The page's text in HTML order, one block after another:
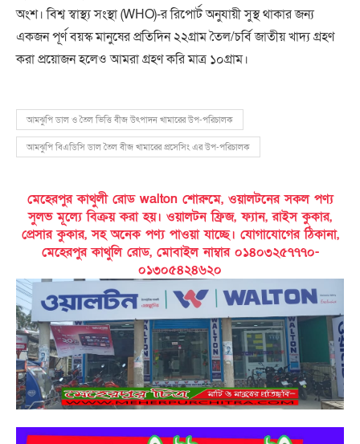
অংশ। বিশ্ব স্বাস্থ্য সংস্থা (WHO)-র রিপোর্ট অনুযায়ী সুস্থ থাকার জন্য
একজন পূর্ণ বয়স্ক মানুষের প্রতিদিন ২২গ্রাম তৈল/চর্বি জাতীয় খাদ্য গ্রহণ
করা প্রয়োজন হলেও আমরা গ্রহণ করি মাত্র ১০গ্রাম।
আমঝুপি ডাল ও তৈল ভিত্তি বীজ উৎপাদন খামারের উপ-পরিচালক
আমঝুপি বিএডিসি ডাল তৈল বীজ খামারের প্রসেসিং এর উপ-পরিচালক
মেহেরপুর কাথুলী রোড walton শোরুমে, ওয়ালটনের সকল পণ্য
সুলভ মূল্যে বিক্রয় করা হয়। ওয়ালটন ফ্রিজ, ফ্যান, রাইস কুকার,
প্রেসার কুকার, সহ অনেক পণ্য পাওয়া যাচ্ছে। যোগাযোগের ঠিকানা,
মেহেরপুর কাথুলি রোড, মোবাইল নাম্বার ০১৪০৩২৫৭৭৭০-
০১৩০৫৪২৪৬২০